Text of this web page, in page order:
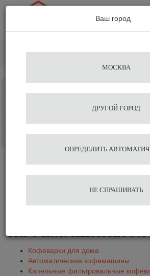
КОФЕМАШИНЫ
Кофеварки для дома
Автоматические кофемашины
Капельные фильтровальные
Ваш город
МОСКВА
ДРУГОЙ ГОРОД
ОПРЕДЕЛИТЬ
НЕ СПРАШИВАТЬ